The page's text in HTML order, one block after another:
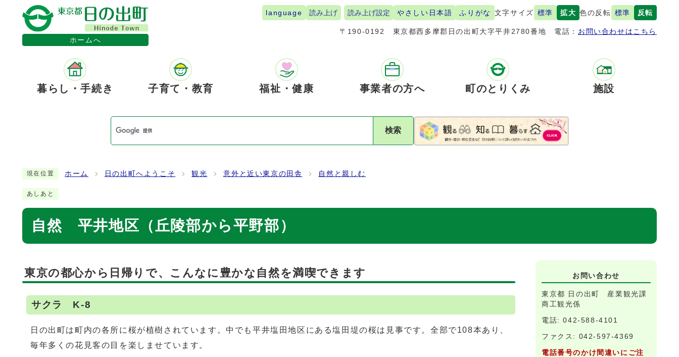
ホームへ
language 読み上げ 読み上げ設定 やさしい日本語 ふりがな 文字サイズ 標準 拡大 色の反転 標準 反転
〒190-0192 東京都西多摩郡日の出町大字平井2780番地 電話： お問い合わせはこちら
暮らし・手続き 子育て・教育 福祉・健康 事業者の方へ 町のとりくみ 施設
検索
現在位置 ホーム 日の出町へようこそ 観光 意外と近い東京の田舎 自然と親しむ
あしあと
自然 平井地区（丘陵部から平野部）
東京の都心から日帰りで、こんなに豊かな自然を満喫できます
サクラ K-8
日の出町は町内の各所に桜が植樹されています。中でも平井塩田地区にある塩田堤の桜は見事です。全部で108本あり、
毎年多くの花見客の目を楽しませています。
お問い合わせ
東京都 日の出町 産業観光課
商工観光係
電話: 042-588-4101
ファクス: 042-597-4369
電話番号のかけ間違いにご注